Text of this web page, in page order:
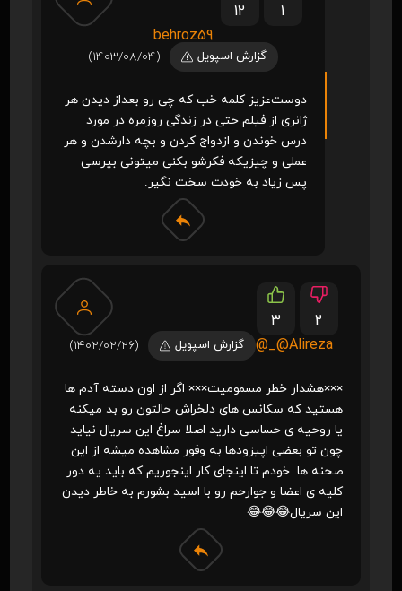
12
1
behroz59
گزارش اسپویل (1403/08/04)
دوست‌عزیز کلمه خب که چی رو بعداز دیدن هر
ژانری از فیلم حتی در زندگی روزمره در مورد
درس خوندن و ازدواج کردن و بچه دارشدن و هر
عملی و چیزیکه فکرشو بکنی میتونی بپرسی
پس زیاد به خودت سخت نگیر.
3
2
Alireza@_@
گزارش اسپویل (1402/02/26)
×××هشدار خطر مسمومیت××× اگر از اون دسته آدم ها
هستید که سکانس های دلخراش حالتون رو بد میکنه
یا روحیه ی حساسی دارید اصلا سراغ این سریال نیاید
چون تو بعضی اپیزودها به وفور مشاهده میشه از این
صحنه ها. خودم تا اینجای کار اینجوریم که باید یه دور
کلیه ی اعضا و جوارحم رو با اسید بشورم به خاطر دیدن
این سریال😂😂😂